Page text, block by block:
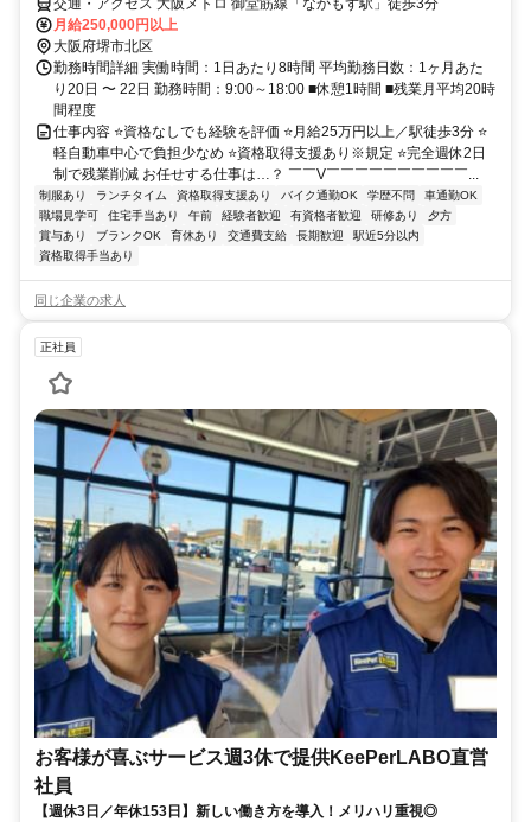
月給250,000円以上
大阪府堺市北区
勤務時間詳細 実働時間：1日あたり8時間 平均勤務日数：1ヶ月あた
り20日 〜 22日 勤務時間：9:00～18:00 ■休憩1時間 ■残業月平均20時
間程度
仕事内容 ⭐資格なしでも経験を評価 ⭐月給25万円以上／駅徒歩3分 ⭐
軽自動車中心で負担少なめ ⭐資格取得支援あり※規定 ⭐完全週休2日
制で残業削減 お任せする仕事は…？ ￣￣V￣￣￣￣￣￣￣￣￣￣...
制服あり ランチタイム 資格取得支援あり バイク通勤OK 学歴不問
車通勤OK
職場見学可
住宅手当あり 午前 経験者歓迎 有資格者歓迎 研修あり
夕方
賞与あり
ブランクOK 育休あり 交通費支給 長期歓迎
駅近5分以内
資格取得手当あり
同じ企業の求人
正社員
お客様が喜ぶサービス週3休で提供KeePerLABO直営
社員
【週休3日／年休153日】新しい働き方を導入！メリハリ重視◎